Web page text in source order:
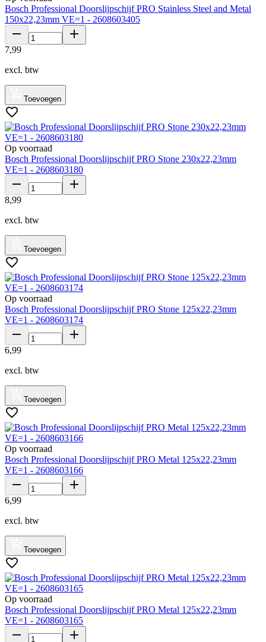
Bosch Professional Doorslijpschijf PRO Stainless Steel and Metal
150x22,23mm VE=1 - 2608603405
7,99
excl. btw
Toevoegen
Op voorraad
Bosch Professional Doorslijpschijf PRO Stone 230x22,23mm
VE=1 - 2608603180
8,99
excl. btw
Toevoegen
Op voorraad
Bosch Professional Doorslijpschijf PRO Stone 125x22,23mm
VE=1 - 2608603174
6,99
excl. btw
Toevoegen
Op voorraad
Bosch Professional Doorslijpschijf PRO Metal 125x22,23mm
VE=1 - 2608603166
6,99
excl. btw
Toevoegen
Op voorraad
Bosch Professional Doorslijpschijf PRO Metal 125x22,23mm
VE=1 - 2608603165